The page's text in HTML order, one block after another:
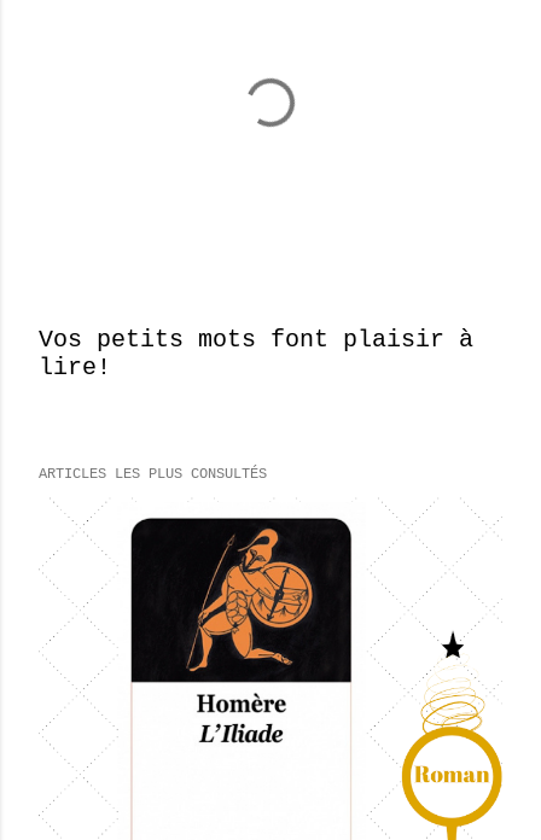
E
g
t
r
c
m
Vos petits mots font plaisir à
lire!
ARTICLES LES PLUS CONSULTÉS